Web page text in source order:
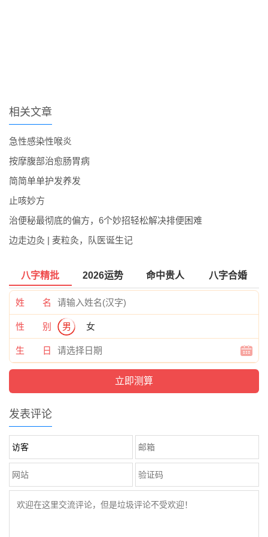
相关文章
急性感染性喉炎
按摩腹部治愈肠胃病
简简单单护发养发
止咳妙方
治便秘最彻底的偏方，6个妙招轻松解决排便困难
边走边灸 | 麦粒灸，队医诞生记
八字精批 2026运势 命中贵人 八字合婚
姓 名
性 别 男 女
生 日
发表评论